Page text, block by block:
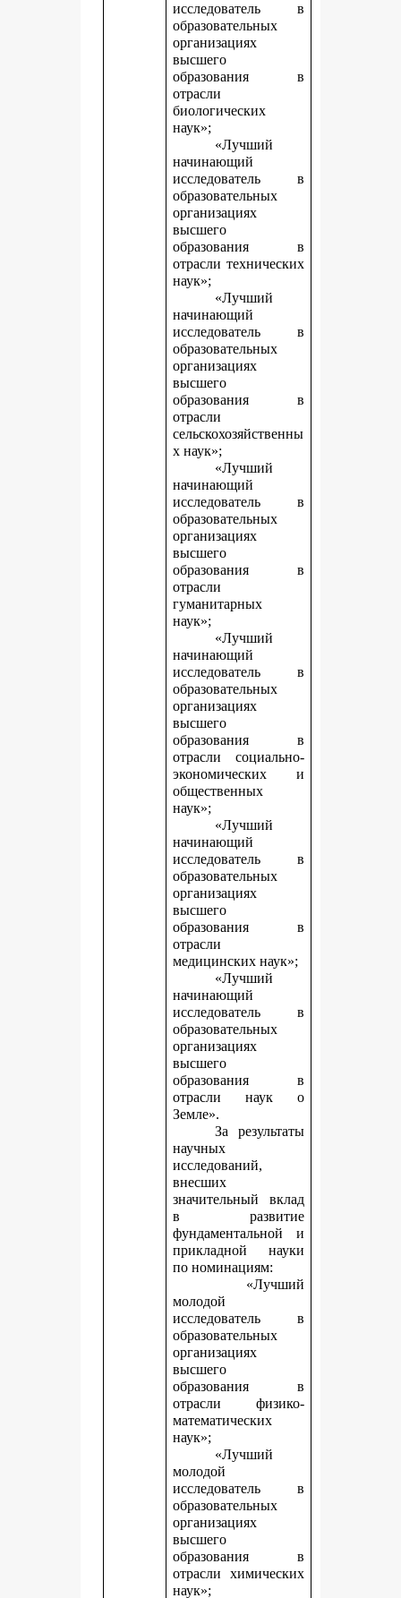
исследователь в
образовательных
организациях
высшего
образования в
отрасли
биологических
наук»;
«Лучший
начинающий
исследователь в
образовательных
организациях
высшего
образования в
отрасли технических
наук»;
«Лучший
начинающий
исследователь в
образовательных
организациях
высшего
образования в
отрасли
сельскохозяйственны
х наук»;
«Лучший
начинающий
исследователь в
образовательных
организациях
высшего
образования в
отрасли
гуманитарных
наук»;
«Лучший
начинающий
исследователь в
образовательных
организациях
высшего
образования в
отрасли социально-
экономических и
общественных
наук»;
«Лучший
начинающий
исследователь в
образовательных
организациях
высшего
образования в
отрасли
медицинских наук»;
«Лучший
начинающий
исследователь в
образовательных
организациях
высшего
образования в
отрасли наук о
Земле».
За результаты
научных
исследований,
внесших
значительный вклад
в развитие
фундаментальной и
прикладной науки
по номинациям:
«Лучший
молодой
исследователь в
образовательных
организациях
высшего
образования в
отрасли физико-
математических
наук»;
«Лучший
молодой
исследователь в
образовательных
организациях
высшего
образования в
отрасли химических
наук»;